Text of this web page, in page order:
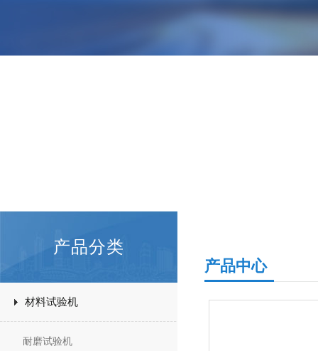
产品分类
材料试验机
耐磨试验机
产品中心